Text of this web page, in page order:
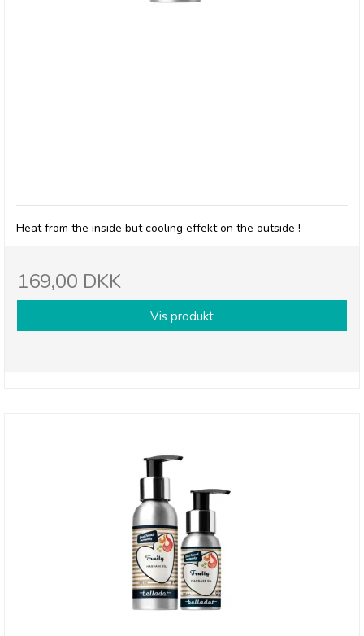
Heat from the inside but cooling effekt on the outside !
169,00 DKK
Vis produkt